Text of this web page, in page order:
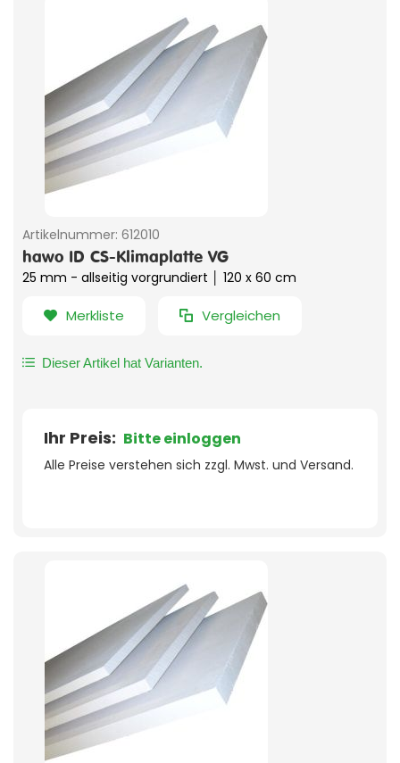
Artikelnummer: 612010
hawo ID CS-Klimaplatte VG
25 mm - allseitig vorgrundiert │ 120 x 60 cm
Merkliste Vergleichen
Dieser Artikel hat Varianten.
Ihr Preis: Bitte einloggen
Alle Preise verstehen sich zzgl. Mwst. und Versand.